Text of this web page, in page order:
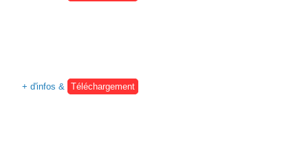
+ d'infos & Téléchargement